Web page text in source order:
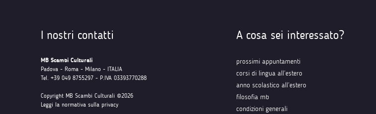
I nostri contatti
MB Scambi Culturali
Padova - Roma - Milano - ITALIA
Tel. +39 049 8755297 - P.IVA 03393770288
Copyright MB Scambi Culturali ©2026
Leggi la normativa sulla privacy
A cosa sei interessato?
prossimi appuntamenti
corsi di lingua all’estero
anno scolastico all’estero
filosofia mb
condizioni generali